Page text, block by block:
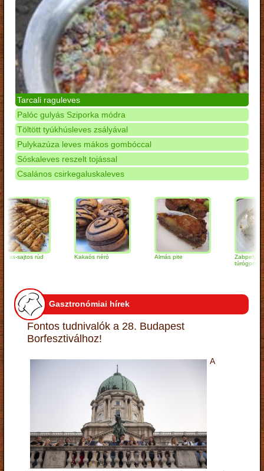
Tarcali raguleves
Palóc gulyás Sziporka módra
Töltött tyúkhúsleves zsályával
Pulykazúza leves mákos gombóccal
Sóskaleves reszelt tojással
Csalános csirkegaluskaleves
rúd Kakaós néró Almás pite
Zabpelyhes
túrógombóc
Gasztronómiai hírek
Fontos tudnivalók a 28. Budapest
Borfesztiválhoz!
A